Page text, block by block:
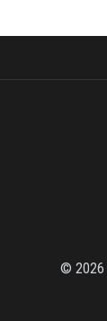
© 2026